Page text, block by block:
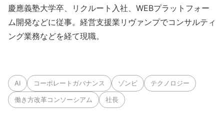
慶應義塾大学卒、リクルート入社、WEBプラットフォー
ム開発などに従事。経営支援業リヴァンプでコンサルティ
ング業務などを経て現職。
AI コーポレートガバナンス ゾンビ テクノロジー
働き方改革コンソーシアム 社長